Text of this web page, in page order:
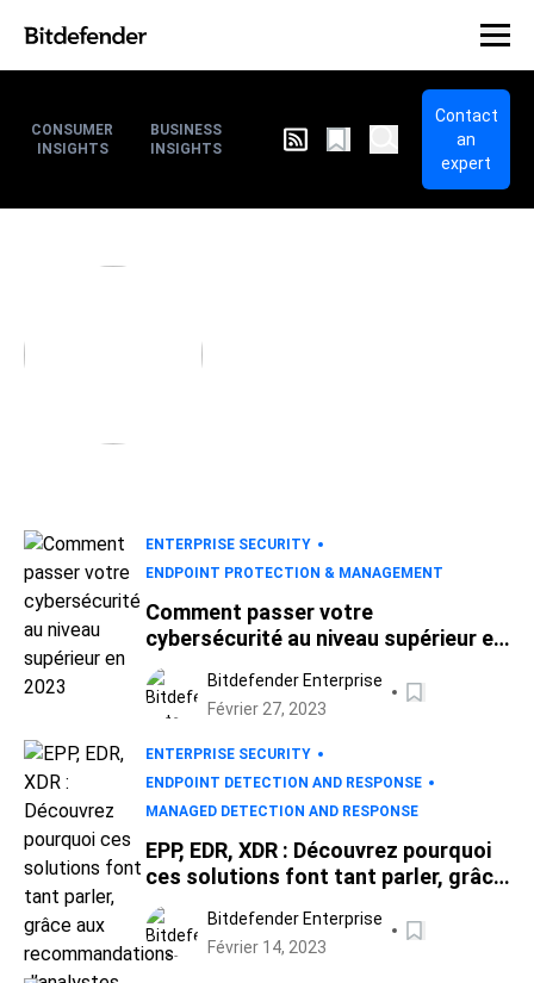
CONSUMER
INSIGHTS
BUSINESS
INSIGHTS
Contact
an
expert
ENTERPRISE SECURITY
ENDPOINT PROTECTION & MANAGEMENT
Comment passer votre
cybersécurité au niveau supérieur en
2023
Bitdefender Enterprise
Février 27, 2023
ENTERPRISE SECURITY
ENDPOINT DETECTION AND RESPONSE
MANAGED DETECTION AND RESPONSE
EPP, EDR, XDR : Découvrez pourquoi
ces solutions font tant parler, grâce
aux recommandations d’analystes
expertsBitdefender Enterprise
Février 14, 2023